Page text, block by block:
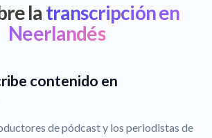
la transcripción en
Neerlandés
contenido en
de pódcast y los periodistas de